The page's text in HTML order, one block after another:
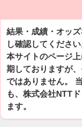
結果・成績・オッ
し確認してください
本サイトのページ
期しておりますが
ではありません。
も、株式会社NTT
ます。